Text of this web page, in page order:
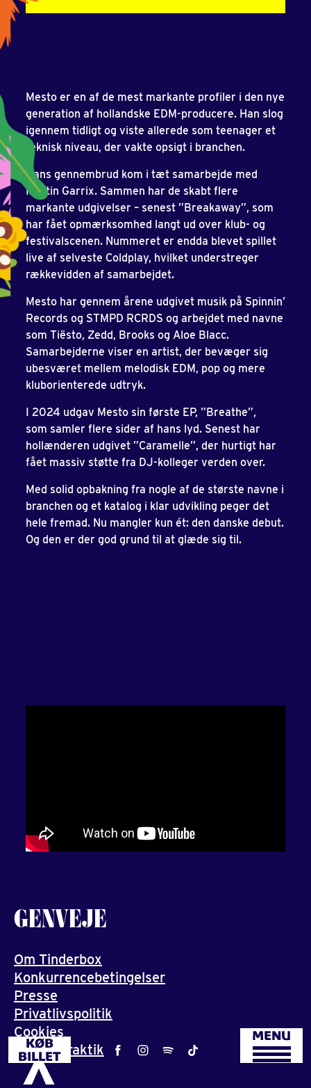
KØB
BILLET
MENU
Mesto er en af de mest markante profiler i den nye
generation af hollandske EDM-producere. Han slog
igennem tidligt og viste allerede som teenager et
teknisk niveau, der vakte opsigt i branchen.
Hans gennembrud kom i tæt samarbejde med
Martin Garrix. Sammen har de skabt flere
markante udgivelser – senest ”Breakaway”, som
har fået opmærksomhed langt ud over klub- og
festivalscenen. Nummeret er endda blevet spillet
live af selveste Coldplay, hvilket understreger
rækkevidden af samarbejdet.
Mesto har gennem årene udgivet musik på Spinnin’
Records og STMPD RCRDS og arbejdet med navne
som Tiësto, Zedd, Brooks og Aloe Blacc.
Samarbejderne viser en artist, der bevæger sig
ubesværet mellem melodisk EDM, pop og mere
kluborienterede udtryk.
I 2024 udgav Mesto sin første EP, ”Breathe”,
som samler flere sider af hans lyd. Senest har
hollænderen udgivet ”Caramelle”, der hurtigt har
fået massiv støtte fra DJ-kolleger verden over.
Med solid opbakning fra nogle af de største navne i
branchen og et katalog i klar udvikling peger det
hele fremad. Nu mangler kun ét: den danske debut.
Og den er der god grund til at glæde sig til.
GENVEJE
Om Tinderbox
Konkurrencebetingelser
Presse
Privatlivspolitik
Cookies
Job og praktik